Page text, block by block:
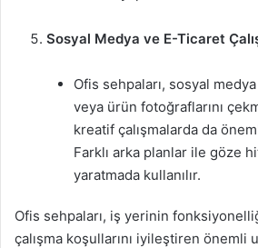
Sosyal Medya ve E-Ticaret
Ofis sehpaları, sosyal
veya ürün fotoğraflarını
kreatif çalışmalarda da
Farklı arka planlar ile göze
yaratmada kullanılır.
Ofis sehpaları, iş yerinin
çalışma koşullarını iyileştiren önemli